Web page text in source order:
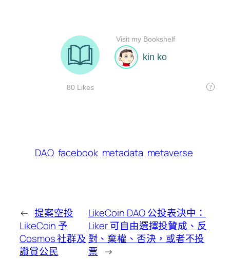
DAO facebook metadata metaverse
← 提案空投
LikeCoin 予
Cosmos 社群及
讚賞公民
LikeCoin DAO 公投表決中：
Liker 可自由選擇投贊成、反
對、棄權、否決，或者不投
票 →